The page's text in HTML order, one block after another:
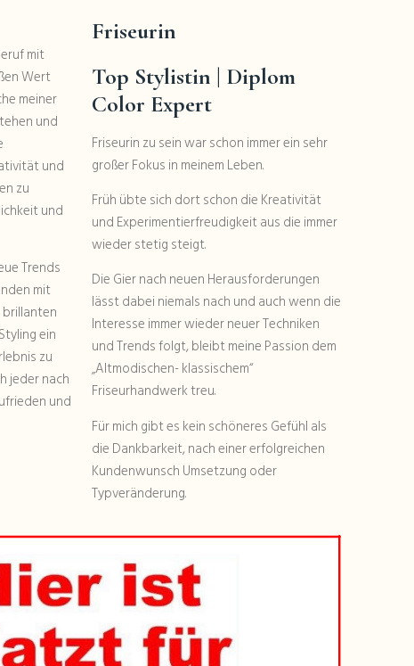
mit
Wert
meiner
und
und
zu
und
Trends
mit
ein
zu
jeder nach
und
Friseurin
Top Stylistin | Diplom
Color Expert
Friseurin zu sein war schon immer ein sehr
großer Fokus in meinem Leben.
Früh übte sich dort schon die Kreativität
und Experimentierfreudigkeit aus die immer
wieder stetig steigt.
Die Gier nach neuen Herausforderungen
lässt dabei niemals nach und auch wenn die
Interesse immer wieder neuer Techniken
und Trends folgt, bleibt meine Passion dem
„Altmodischen- klassischem“
Friseurhandwerk treu.
Für mich gibt es kein schöneres Gefühl als
die Dankbarkeit, nach einer erfolgreichen
Kundenwunsch Umsetzung oder
Typveränderung.